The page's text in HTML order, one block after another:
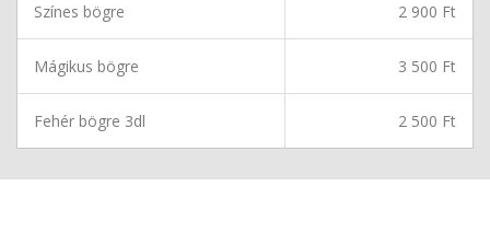
Színes bögre 2 900 Ft
Mágikus bögre 3 500 Ft
Fehér bögre 3dl 2 500 Ft